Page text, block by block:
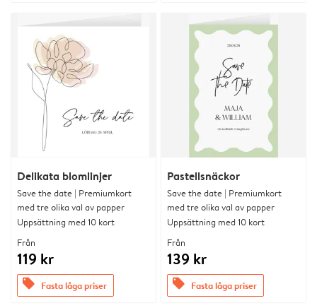
Delikata blomlinjer
Save the date | Premiumkort
med tre olika val av papper
Uppsättning med 10 kort
Från
119 kr
offers Fasta låga priser
Pastellsnäckor
Save the date | Premiumkort
med tre olika val av papper
Uppsättning med 10 kort
Från
139 kr
offers Fasta låga priser